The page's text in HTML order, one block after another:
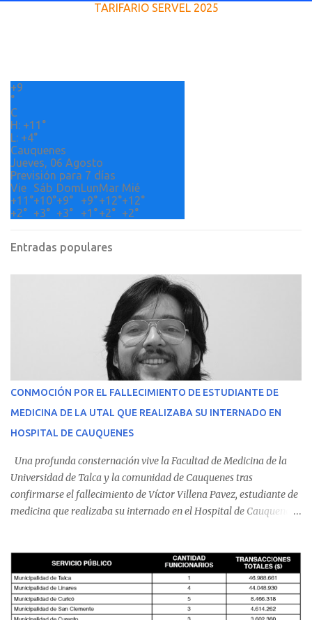
s
TARIFARIO SERVEL 2025
+9
°
C
H: +11°
L: +4°
Cauquenes
Jueves, 06 Agosto
Previsión para 7 días
Vie
Sáb DomLunMar Mié
+11°+10°+9° +9°+12°+12°
+2° +3° +3° +1°+2° +2°
Entradas populares
CONMOCIÓN POR EL FALLECIMIENTO DE ESTUDIANTE DE
MEDICINA DE LA UTAL QUE REALIZABA SU INTERNADO EN
HOSPITAL DE CAUQUENES
Una profunda consternación vive la Facultad de Medicina de la
Universidad de Talca y la comunidad de Cauquenes tras
confirmarse el fallecimiento de Víctor Villena Pavez, estudiante de
medicina que realizaba su internado en el Hospital de Cauquenes.
malestares físicos. Dada la complejidad de su estado de salud, el
equipo médico determinó su traslado de urgencia al Hospital
Regional de Talca y dado la urgencia la ambulancia partió hacia
Talca con escolta de Carabineros. En medio del traslado, el